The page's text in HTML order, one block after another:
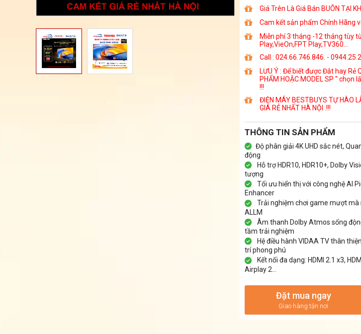
Giá Trên Là Giá Bán BUÔN TẠI
Cam kết sản phẩm Chính Hãng
Miễn phí 3 tháng -12 tháng tùy
Play,VieOn,FPT Play,TV360...
Call : 024.66.746.846. -
LƯU Ý : Để biết được Đắt hay Rẻ
PHẨM HOẶC MODEL SP ''
!!!
ĐIỆN MÁY BESTBUYS TỰ HÀO
GIÁ RẺ NHẤT HÀ NỘI .!!!
THÔNG TIN SẢN PHẨM
Độ phân giải 4K UHD sắc nét,
động
Hỗ trợ HDR10, HDR10+, Dolby
tượng
Tối ưu hiển thị với công nghệ AI
Enhancer
Trải nghiệm chơi game mượt
ALLM
Âm thanh Dolby Atmos sống
tầm trải nghiệm
Hệ điều hành VIDAA TV thân
trí phong phú
Kết nối đa dạng: HDMI 2.1 x3,
Airplay 2...
Đặt mua ngay
Giao hàng tận nơi